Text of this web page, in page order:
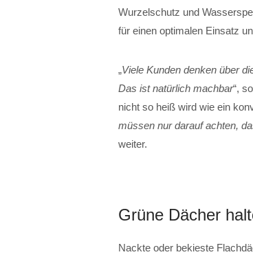
Wurzelschutz und
für einen optimalen Einsatz
„Viele Kunden denken über
Das ist natürlich machbar“,
nicht so heiß wird wie ein
müssen nur darauf achten,
weiter.
Grüne Dächer
Nackte oder bekieste